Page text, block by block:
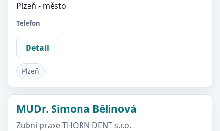
Plzeň - město
Telefon
Detail
Plzeň
MUDr. Simona Bělinová
Zubní praxe THORN DENT s.r.o.